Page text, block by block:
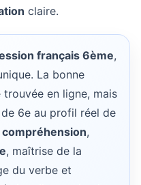
claire.
français 6ème,
La bonne
trouvée en ligne, mais
6e au profil réel de
compréhension,
, maîtrise de la
du verbe et